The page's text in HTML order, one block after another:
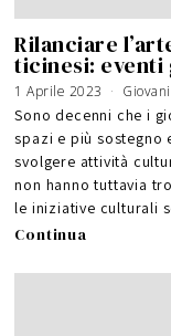
Rilanciare
ticinesi: eventi
1 Aprile 2023
Sono decenni che i
spazi e più sostegno
svolgere attività
non hanno tuttavia
le iniziative culturali
Continua